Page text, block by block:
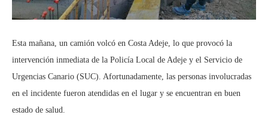
Esta mañana, un camión volcó en Costa Adeje, lo que provocó la
intervención inmediata de la Policía Local de Adeje y el Servicio de
Urgencias Canario (SUC). Afortunadamente, las personas involucradas
en el incidente fueron atendidas en el lugar y se encuentran en buen
estado de salud.